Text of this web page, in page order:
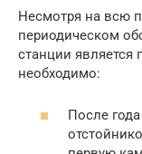
Несмотря на всю
периодическом
станции является
необходимо:
После